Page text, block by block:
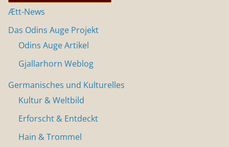
Ætt-News
Das Odins Auge Projekt
Odins Auge Artikel
Gjallarhorn Weblog
Germanisches und Kulturelles
Kultur & Weltbild
Erforscht & Entdeckt
Hain & Trommel